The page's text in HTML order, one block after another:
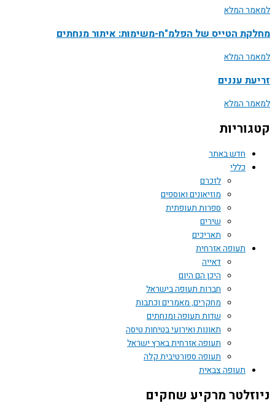
למאמר המלא
מחלקת הטייס של הפלמ"ח-משימות: איתור מנחתים
למאמר המלא
זריעת עננים
למאמר המלא
קטגוריות
חדש באתר
כללי
לזכרם
מוזיאונים ואוספים
ספרות תעופתית
שירים
תאריכים
תעופה אזרחית
דאייה
היכן הם היום
חברות תעופה בישראל
מחקרים, מאמרים וכתבות
שדות תעופה ומנחתים
תאונות ואירועי בטיחות טיסה
תעופה אזרחית בארץ ישראל
תעופה ספורטיבית קלה
תעופה צבאית
ניוזלטר מרקיע שחקים